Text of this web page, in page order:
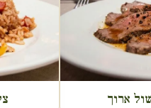
ארוך